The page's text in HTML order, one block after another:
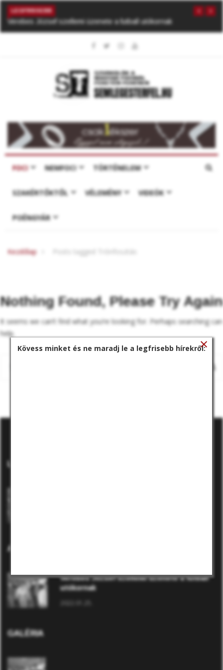
LEGFRISSEBB
Verebes József szellemi üzenete a futball utókornak
FOCI NEMFOCI TÖRTÉNELEM
SZAKÉRTŐKTŐL VÉLEMÉNY VIDEÓK
POÉNGYÁR
Kezdőlap Posts tagged Trónfosztás
Nothing Found, Please Try Again
It seems we can’t find what you’re looking for. Perhaps searching can
help.
LEGUTÓBBI
AKTÍV
Verebes József szellemi üzenete a futball
utókornak
GALÉRIA
Kövess minket és ne maradj le a legfrisebb hírekről:
×